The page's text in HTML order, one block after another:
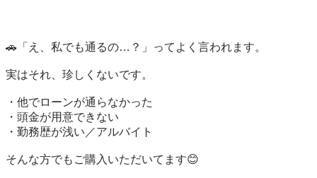
🚗「え、私でも通るの…？」ってよく言われます。
実はそれ、珍しくないです。
・他でローンが通らなかった
・頭金が用意できない
・勤務歴が浅い／アルバイト
そんな方でもご購入いただいてます😊